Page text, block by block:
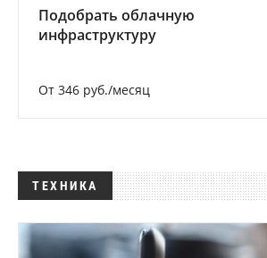
Подобрать облачную
инфраструктуру
От 346 руб./месяц
ТЕХНИКА